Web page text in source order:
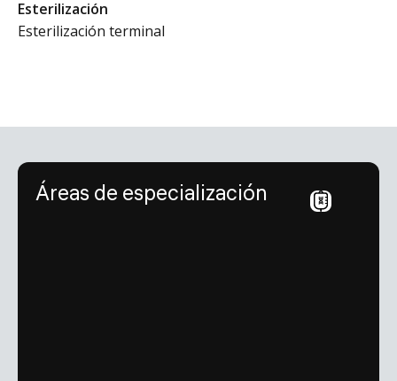
Esterilización
Esterilización terminal
Áreas de especialización